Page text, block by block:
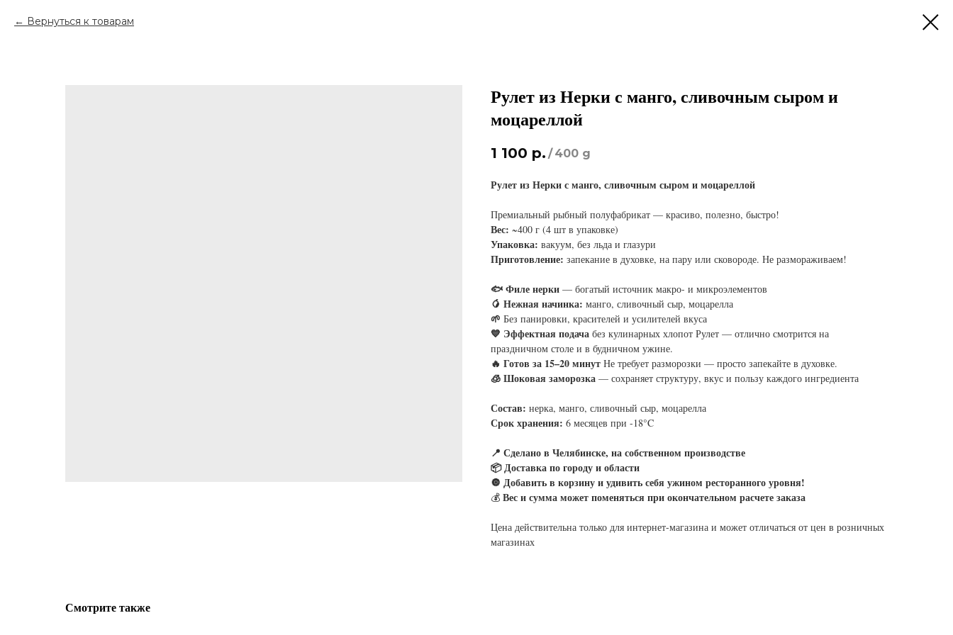
Вернуться к товарам
Рулет из Нерки с манго, сливочным сыром и
моцареллой
1 100 р. / 400 g
Рулет из Нерки с манго, сливочным сыром и моцареллой
Премиальный рыбный полуфабрикат — красиво, полезно, быстро!
Вес: ~400 г (4 шт в упаковке)
Упаковка: вакуум, без льда и глазури
Приготовление: запекание в духовке, на пару или сковороде. Не размораживаем!
🐟 Филе нерки — богатый источник макро- и микроэлементов
🥭 Нежная начинка: манго, сливочный сыр, моцарелла
🌱 Без панировки, красителей и усилителей вкуса
💙 Эффектная подача без кулинарных хлопот Рулет — отлично смотрится на
праздничном столе и в будничном ужине.
🔥 Готов за 15–20 минут Не требует разморозки — просто запекайте в духовке.
🧊 Шоковая заморозка — сохраняет структуру, вкус и пользу каждого ингредиента
Состав: нерка, манго, сливочный сыр, моцарелла
Срок хранения: 6 месяцев при -18°C
📍 Сделано в Челябинске, на собственном производстве
📦 Доставка по городу и области
🔘 Добавить в корзину и удивить себя ужином ресторанного уровня!
💰 Вес и сумма может поменяться при окончательном расчете заказа
Цена действительна только для интернет-магазина и может отличаться от цен в розничных
магазинах
Смотрите также